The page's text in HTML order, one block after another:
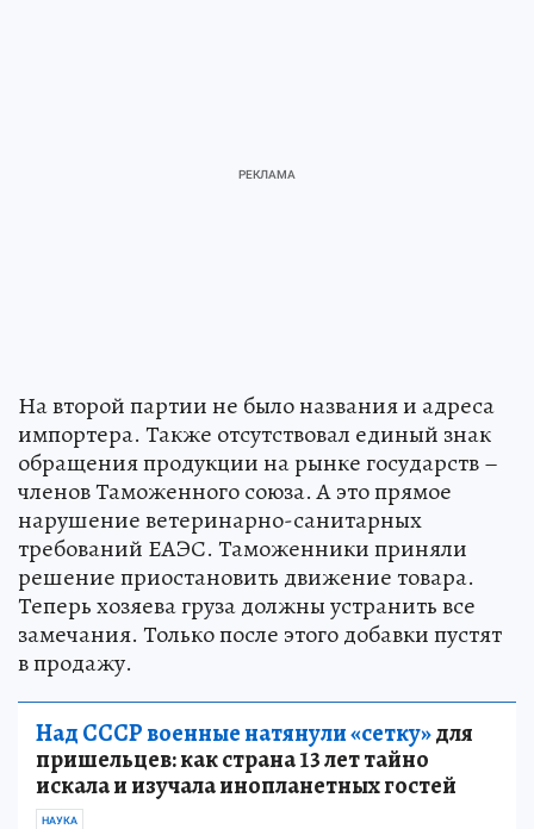
На второй партии не было названия и адреса
импортера. Также отсутствовал единый знак
обращения продукции на рынке государств –
членов Таможенного союза. А это прямое
нарушение ветеринарно-санитарных
требований ЕАЭС. Таможенники приняли
решение приостановить движение товара.
Теперь хозяева груза должны устранить все
замечания. Только после этого добавки пустят
в продажу.
Над СССР военные натянули «сетку»для
пришельцев: как страна 13 лет тайно
искала и изучала инопланетных гостей
НАУКА